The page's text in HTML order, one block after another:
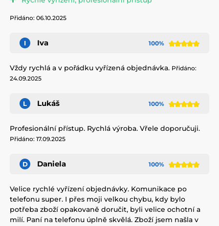
Přidáno: 06.10.2025
I Iva 100%
Vždy rychlá a v pořádku vyřízená objednávka. Přidáno:
24.09.2025
L Lukáš 100%
Profesionální přístup. Rychlá výroba. Vřele doporučuji.
Přidáno: 17.09.2025
D Daniela 100%
Velice rychlé vyřízení objednávky. Komunikace po
telefonu super. I přes moji velkou chybu, kdy bylo
potřeba zboží opakovaně doručit, byli velice ochotní a
milí. Paní na telefonu úplně skvělá. Zboží jsem našla v